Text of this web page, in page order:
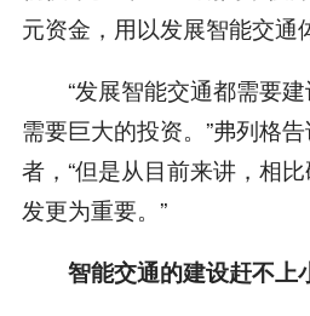
元资金，用以发展智能交通
“发展智能交通都需要建
需要巨大的投资。”弗列格
者，“但是从目前来讲，相
发更为重要。”
智能交通的建设赶不上